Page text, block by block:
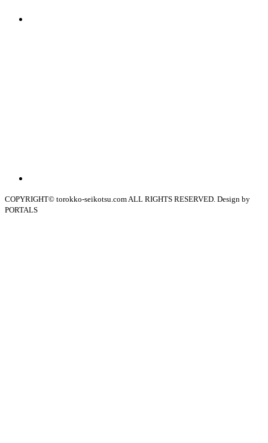
COPYRIGHT© torokko-seikotsu.com ALL RIGHTS RESERVED. Design by
PORTALS